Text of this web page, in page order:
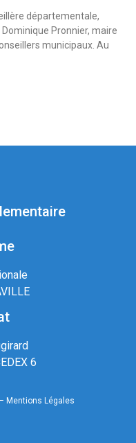
départementale,
Pronnier, maire
municipaux. Au
6
Mentions Légales